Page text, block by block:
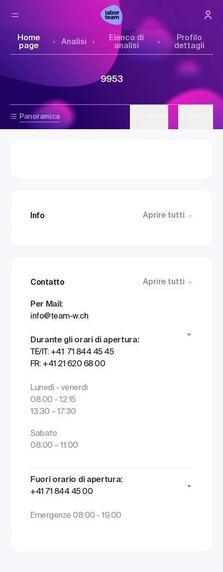
Home
page
Analisi
Elenco di
analisi
Profilo
dettagli
Panoramica
9953
Info Aprire tutti
Contatto Aprire tutti
Per Mail:
info@team-w.ch
Durante gli orari di apertura:
TE/IT: +41 71 844 45 45
FR: +41 21 620 68 00
Lunedì - venerdì
08:00 - 12:15
13:30 – 17:30
Sabato
08:00 – 11:00
Fuori orario di apertura:
+41 71 844 45 00
Emergenze 08:00 - 19:00